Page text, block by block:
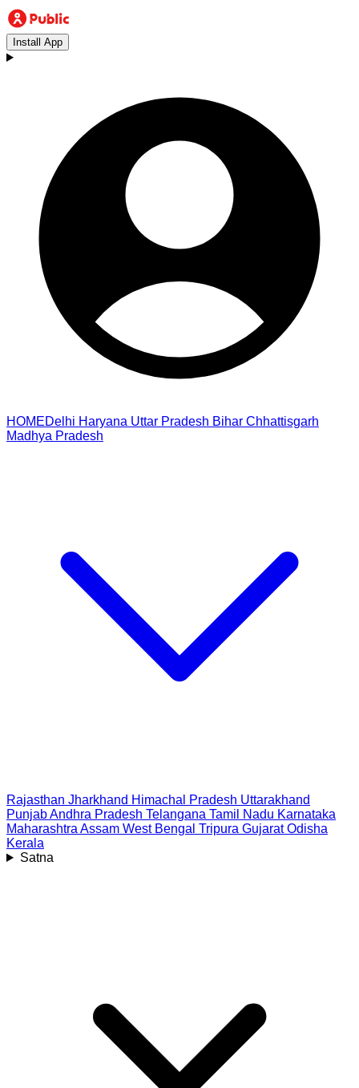
Install App
HOMEDelhi Haryana Uttar Pradesh Bihar Chhattisgarh
Madhya Pradesh
Rajasthan Jharkhand Himachal Pradesh Uttarakhand
PunjabAndhra Pradesh Telangana Tamil Nadu Karnataka
Maharashtra Assam West Bengal Tripura Gujarat Odisha
Kerala
Satna